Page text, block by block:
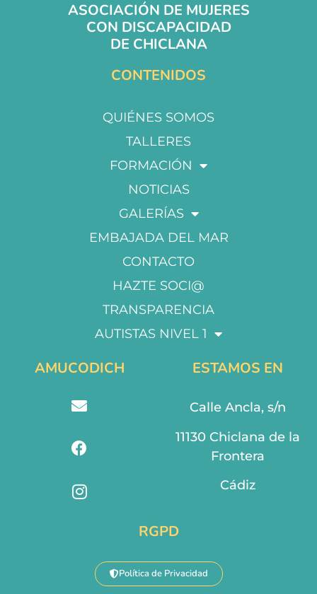
ASOCIACIÓN DE MUJERES
CON DISCAPACIDAD
DE CHICLANA
CONTENIDOS
QUIÉNES SOMOS
TALLERES
FORMACIÓN
NOTICIAS
GALERÍAS
EMBAJADA DEL MAR
CONTACTO
HAZTE SOCI@
TRANSPARENCIA
AUTISTAS NIVEL 1
AMUCODICH ESTAMOS EN
Calle Ancla, s/n
11130 Chiclana de la
Frontera
Cádiz
RGPD
Política de Privacidad